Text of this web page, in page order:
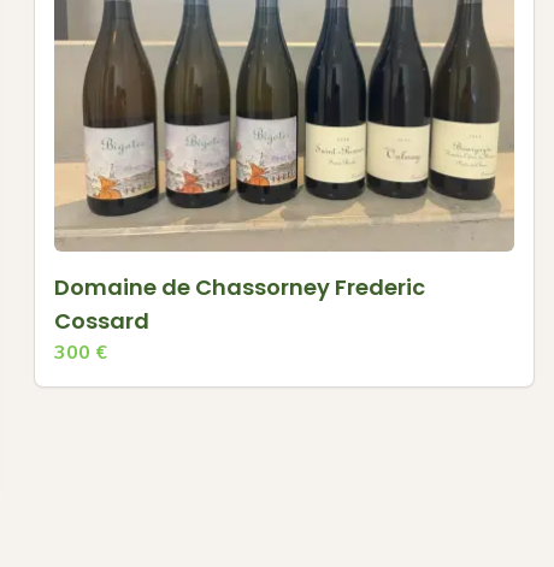
Domaine de Chassorney Frederic
Cossard
300 €